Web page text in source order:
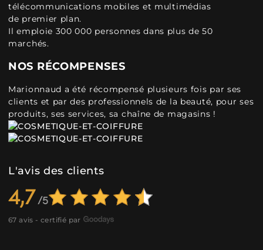
télécommunications mobiles et multimédias
de premier plan.
Il emploie 300 000 personnes dans plus de 50
marchés.
NOS RÉCOMPENSES
Marionnaud a été récompensé plusieurs fois par ses
clients et par des professionnels de la beauté, pour ses
produits, ses services, sa chaîne de magasins !
L'avis des clients
4,7
67 avis - certifié par